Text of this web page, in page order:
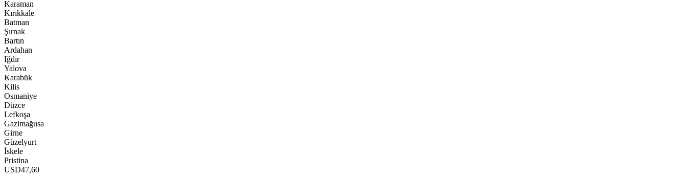
Karaman
Kırıkkale
Batman
Şırnak
Bartın
Ardahan
Iğdır
Yalova
Karabük
Kilis
Osmaniye
Düzce
Lefkoşa
Gazimağusa
Girne
Güzelyurt
İskele
Pristina
USD47,60